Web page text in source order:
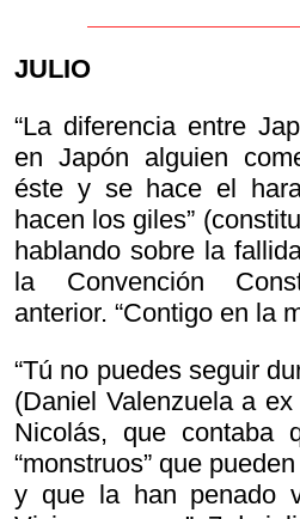
JULIO
“La diferencia entre
en Japón alguien
éste y se hace el
hacen los giles”
hablando sobre la
la Convención
anterior. “Contigo en la
“Tú no puedes seguir
(Daniel Valenzuela a
Nicolás, que
“monstruos” que
y que la han penado